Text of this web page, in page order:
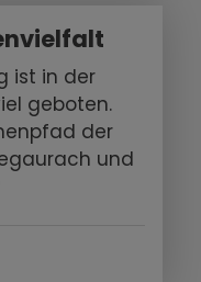
ist in der
geboten.
der
und